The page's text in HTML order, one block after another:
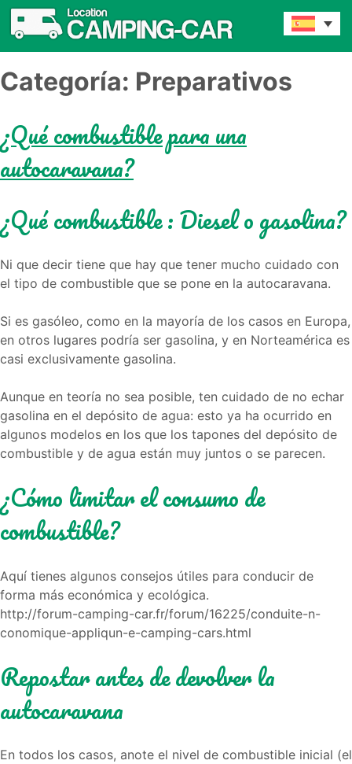
Categoría: Preparativos
¿Qué combustible para una
autocaravana?
¿Qué combustible : Diesel o gasolina?
Ni que decir tiene que hay que tener mucho cuidado con
el tipo de combustible que se pone en la autocaravana.
Si es gasóleo, como en la mayoría de los casos en Europa,
en otros lugares podría ser gasolina, y en Norteamérica es
casi exclusivamente gasolina.
Aunque en teoría no sea posible, ten cuidado de no echar
gasolina en el depósito de agua: esto ya ha ocurrido en
algunos modelos en los que los tapones del depósito de
combustible y de agua están muy juntos o se parecen.
¿Cómo limitar el consumo de
combustible?
Aquí tienes algunos consejos útiles para conducir de
forma más económica y ecológica.
http://forum-camping-car.fr/forum/16225/conduite-n-
conomique-appliqun-e-camping-cars.html
Repostar antes de devolver la
autocaravana
En todos los casos, anote el nivel de combustible inicial (el